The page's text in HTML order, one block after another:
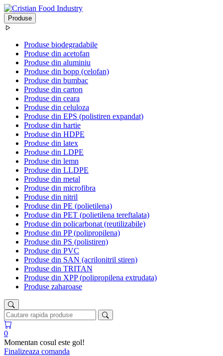
Produse
Produse biodegradabile
Produse din acetofan
Produse din aluminiu
Produse din bopp (celofan)
Produse din bumbac
Produse din carton
Produse din ceara
Produse din celuloza
Produse din EPS (polistiren expandat)
Produse din hartie
Produse din HDPE
Produse din latex
Produse din LDPE
Produse din lemn
Produse din LLDPE
Produse din metal
Produse din microfibra
Produse din nitril
Produse din PE (polietilena)
Produse din PET (polietilena tereftalata)
Produse din policarbonat (reutilizabile)
Produse din PP (polipropilena)
Produse din PS (polistiren)
Produse din PVC
Produse din SAN (acrilonitril stiren)
Produse din TRITAN
Produse din XPP (polipropilena extrudata)
Produse zaharoase
0
Momentan cosul este gol!
Finalizeaza comanda